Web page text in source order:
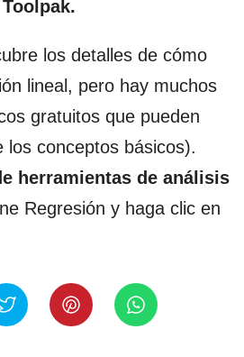
los detalles de cómo
lineal, pero hay muchos
gratuitos que pueden
los conceptos básicos).
herramientas de análisis
Regresión y haga clic en